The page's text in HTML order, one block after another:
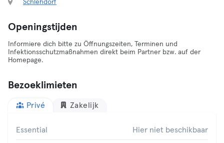
Schlehdorf
Openingstijden
Informiere dich bitte zu Öffnungszeiten, Terminen und
Infektionsschutzmaßnahmen direkt beim Partner bzw. auf der
Homepage.
Bezoeklimieten
Privé Zakelijk
Essential Hier niet beschikbaar